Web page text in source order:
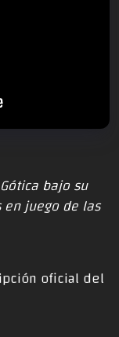
bajo su
juego de las
oficial del